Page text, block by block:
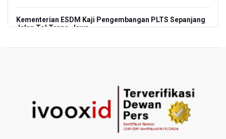
Kementerian ESDM Kaji Pengembangan PLTS Sepanjang
Jalan Tol Trans-Jawa
KPK Minta Bambang Rudijanto Tanoesoedibjo Kooperatif,
Sudah Tiga Kali Absen Pemeriksaan
BRIN Pastikan Keamanan Data Proyek Satelit Lampung-1